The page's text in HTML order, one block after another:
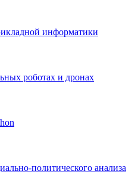
информатики
роботах и дронах
политического анализа